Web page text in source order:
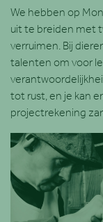
We hebben op
uit te breiden met
verruimen. Bij
talenten om voor
tot rust, en je kan
projectrekening